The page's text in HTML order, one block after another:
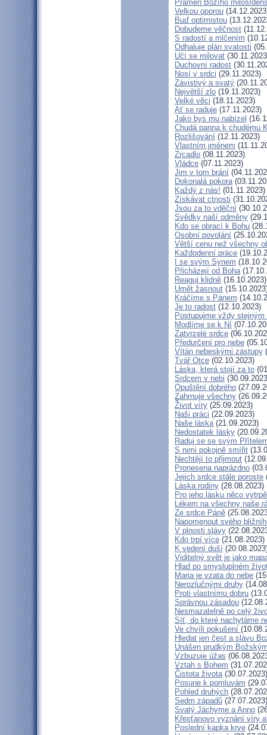
Pramen Božího
Velkou oporou
Buď optimistou
Dobudeme věčnost
S radostí a mlčením
Odhaluje plán svatosti
Učí se milovat
Duchovní radost
Nosí v srdci (29.11.2023)
Závistivý a svatý
Největší zlo (19.11.2023)
Velké věci (18.11.2023)
Ať se raduje (17.11.2023)
Jako bys mu nabízel
Chudá panna k chudému
Rozlišování (12.11.2023)
Vlastním jménem
Zrcadlo (08.11.2023)
Vládce (07.11.2023)
Jim v tom brání
Dokonalá pokora
Každý z nás! (01.11.2023)
Získávat ctnosti
Jsou za to vděční
Svědky naší odměny
Kdo se obrací k Bohu
Osobní povolání
Větší cenu než všechny
Každodenní práce
I se svým Synem
Přicházejí od Boha
Reaguj klidně (16.10.2023)
Umět žasnout
Kráčíme s Pánem
Je to radost (12.10.2023)
Postupujme vždy stejným
Modlíme se k Ní
Zatvrzelé srdce
Předurčení pro nebe
Vítán nebeskými zástupy
Tvář Otce (02.10.2023)
Láska, která stojí za to
Srdcem v nebi
Opuštění dobrého
Zahrnuje všechny
Život víry (25.09.2023)
Naši práci (22.09.2023)
Naše láska(21.09.2023)
Nedostatek lásky
Raduj se se svým
S nimi pokojně smířit
Nechtějí to přijmout
Pronesena naprázdno
Jejich srdce stále poroste
Láska rodiny (28.08.2023)
Pro jeho lásku něco
Lékem na všechny naše
Ze srdce Páně
Napomenout svého
V plnosti slávy
Kdo trpí více (21.08.2023)
K vedení duší
Viditelný svět je jako
Hlad po smysluplném
Maria je vzata do nebe
Nerozlučnými druhy
Proti vlastnímu dobru
Správnou zásadou
Nesmazatelně po celý
Síť, do které nachytáme
Ve chvíli pokušení
Hledat jen čest a slávu
Unášen prudkým
Vzbuzuje úžas
Vztah s Bohem
Čistota života(30.07.2023)
Posune k pomluvám
Pohled druhých
Sedm západů (27.07.2023)
Svatý Jáchyme a Anno
Křesťanovo vyznání víry
Poslední kapka krve